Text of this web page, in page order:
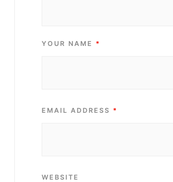
YOUR NAME *
EMAIL ADDRESS *
WEBSITE